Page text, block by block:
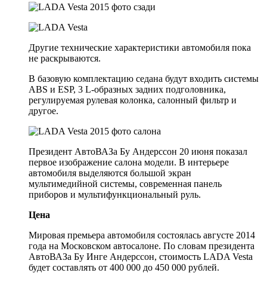
Другие технические характеристики автомобиля пока
не раскрываются.
В базовую комплектацию седана будут входить системы
ABS и ESP, 3 L-образных задних подголовника,
регулируемая рулевая колонка, салонный фильтр и
другое.
Президент АвтоВАЗа Бу Андерссон 20 июня показал
первое изображение салона модели. В интерьере
автомобиля выделяются большой экран
мультимедийной системы, современная панель
приборов и мультифункциональный руль.
Цена
Мировая премьера автомобиля состоялась августе 2014
года на Московском автосалоне. По словам президента
АвтоВАЗа Бу Инге Андерссон, стоимость LADA Vesta
будет составлять от 400 000 до 450 000 рублей.